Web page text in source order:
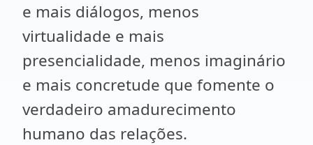
e mais diálogos, menos
virtualidade e mais
presencialidade, menos imaginário
e mais concretude que fomente o
verdadeiro amadurecimento
humano das relações.